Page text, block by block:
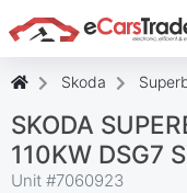
Instale a
ao seu ecrã
Skoda
SKODA
110KW DSG7
Unit #7060923